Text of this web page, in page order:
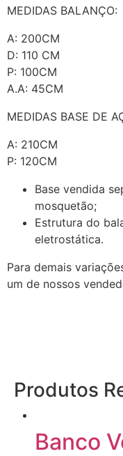
MEDIDAS BALANÇO:
A: 200CM
D: 110 CM
P: 100CM
A.A: 45CM
MEDIDAS BASE DE
A: 210CM
P: 120CM
Base vendida
mosquetão;
Estrutura do
eletrostática.
Para demais
um de nossos
Produtos
Banco